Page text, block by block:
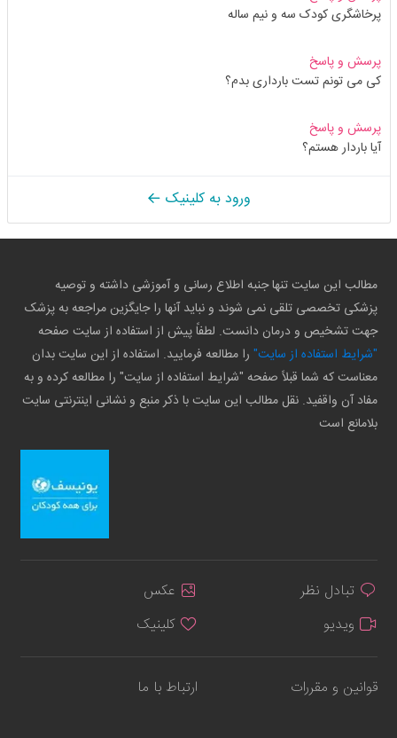
پرخاشگری کودک سه و نیم ساله
پرسش و پاسخ
کی می تونم تست بارداری بدم؟
پرسش و پاسخ
آیا باردار هستم؟
ورود به کلینیک
مطالب این سایت تنها جنبه اطلاع رسانی و آموزشی داشته و توصیه
پزشکی تخصصی تلقی نمی شوند و نباید آنها را جایگزین مراجعه به پزشک
جهت تشخیص و درمان دانست. لطفاً پیش از استفاده از سایت صفحه
"شرایط استفاده از سایت" را مطالعه فرمایید. استفاده از این سایت بدان
معناست که شما قبلاً صفحه "شرایط استفاده از سایت" را مطالعه کرده و به
مفاد آن واقفید. نقل مطالب این سایت با ذکر منبع و نشانی اینترنتی سایت
بلامانع است
تبادل نظر
عکس
ویدیو
کلینیک
قوانین و مقررات ارتباط با ما